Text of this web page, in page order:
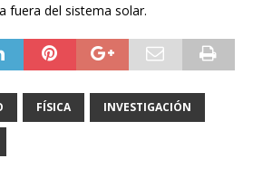
fuera del sistema solar.
FÍSICA INVESTIGACIÓN